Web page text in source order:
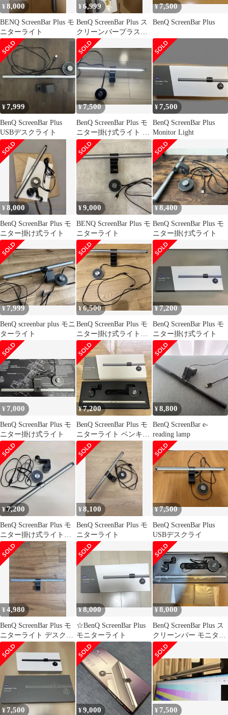
¥8,000
BENQ ScreenBar Plus モ
ニターライト
¥6,999
BenQ ScreenBar Plus ス
クリーンバープラス
モニターライト
¥7,500
BenQ ScreenBar Plus
¥7,999
BenQ ScreenBar Plus
USBデスクライト
¥7,500
BenQ ScreenBar Plus モ
ニター掛け式ライト デ
スクライト
¥7,500
BenQ ScreenBar Plus
Monitor Light
¥8,000
BenQ ScreenBar Plus モ
ニター掛け式ライト
¥9,000
BENQ ScreenBar Plus モ
ニターライト
¥8,400
BenQ ScreenBar Plus モ
ニター掛け式ライト
¥7,999
BenQ screenbar plus モニ
ターライト
¥6,500
BenQ ScreenBar Plus モ
ニター掛け式ライトス
クリーンバー
¥7,200
BenQ ScreenBar Plus モ
ニター掛け式ライト
¥ 7,000
BenQ ScreenBar Plus モ
ニター掛け式ライト
¥7,200
BenQ ScreenBar Plus モ
ニターライト ベンキュ
ー
¥8,800
BenQ ScreenBar e-
reading lamp
¥7,200
BenQ ScreenBar Plus モ
ニター掛け式ライトス
クリーンバープラス
¥8,100
BenQ ScreenBar Plus モ
ニターライト
¥7,500
BenQ ScreenBar Plus
USBデスクライ
¥4,980
BenQ ScreenBar Plus モ
ニターライト デスクラ
イト
¥8,000
☆BenQ ScreenBar Plus
モニターライト
¥8,000
BenQ ScreenBar Plus ス
クリーンバー モニター
掛け式ライト
¥ 7,500 ¥9,000 ¥ 7,500